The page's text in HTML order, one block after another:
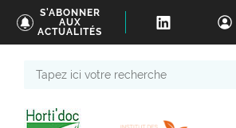
S'ABONNER
AUX
ACTUALITÉS
recherche